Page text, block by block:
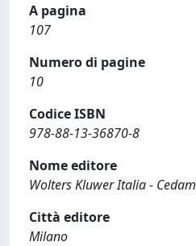
A pagina
107
Numero di pagine
10
Codice ISBN
978-88-13-36870-8
Nome editore
Wolters Kluwer Italia - Cedam
Città editore
Milano